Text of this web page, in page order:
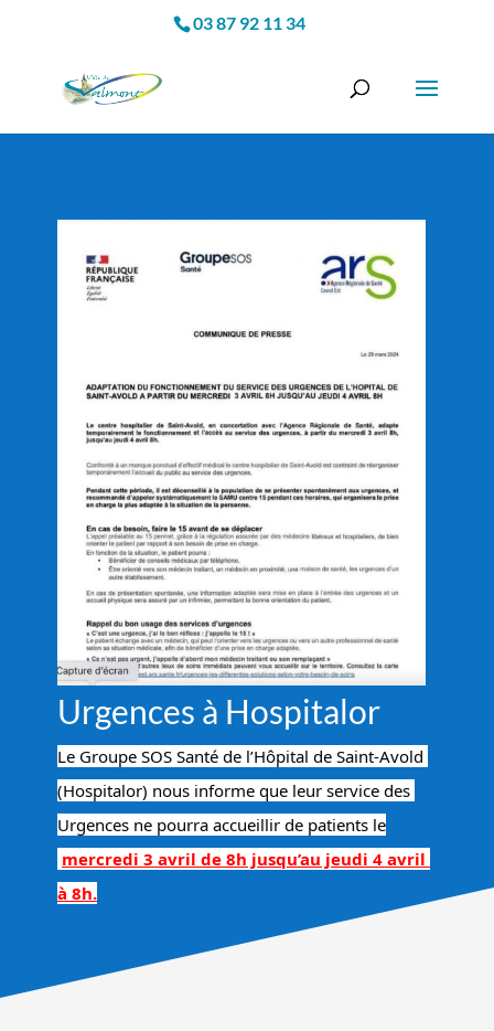
03 87 92 11 34
Urgences à Hospitalor
Le Groupe SOS Santé de l’Hôpital de Saint-Avold
(Hospitalor) nous informe que leur service des
Urgences ne pourra accueillir de patients le
mercredi 3 avril de 8h jusqu’au jeudi 4 avril
à 8h.